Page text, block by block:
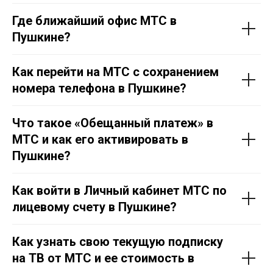
Где ближайший офис МТС в
Пушкине?
Как перейти на МТС с сохранением
номера телефона в Пушкине?
Что такое «Обещанный платеж» в
МТС и как его активировать в
Пушкине?
Как войти в Личный кабинет МТС по
лицевому счету в Пушкине?
Как узнать свою текущую подписку
на ТВ от МТС и ее стоимость в